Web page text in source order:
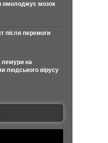
омолоджує мозок
після перемоги
лемури на
людського вірусу